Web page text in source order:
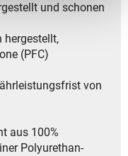
und schonen
hergestellt,
(PFC)
von
aus 100%
Polyurethan-